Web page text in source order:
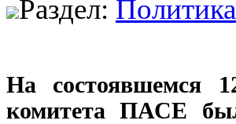
Раздел: Политика
На состоявшемся
комитета ПАСЕ был